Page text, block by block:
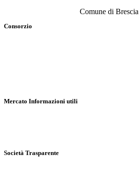
Comune di Brescia
Consorzio
Mercato Informazioni utili
Società Trasparente